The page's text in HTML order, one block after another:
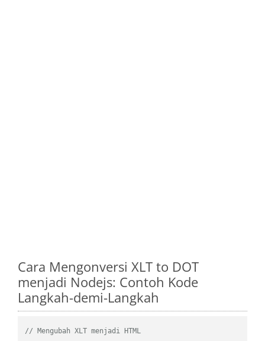
Cara Mengonversi XLT to DOT
menjadi Nodejs: Contoh Kode
Langkah-demi-Langkah
// Mengubah XLT menjadi HTML